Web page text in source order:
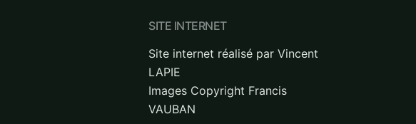
SITE INTERNET
Site internet réalisé par Vincent
LAPIE
Images Copyright Francis
VAUBAN